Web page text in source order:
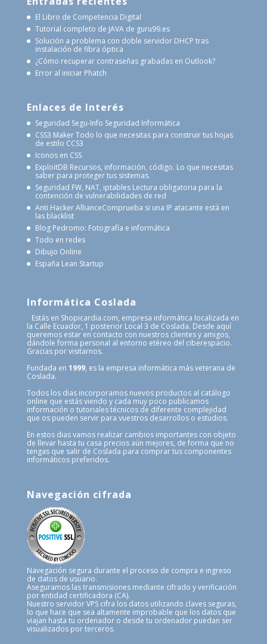
El Libro de Competencia Digital
Tutorial completo de JAVA de guru99.es
Solución a problema con doble servidor DHCP tras
instalación de fibra óptica
¿Cómo recuperar contraseñas grabadas en Outlook?
Error al iniciar Phatch
Enlaces de Interés
Seguridad Segu-Info Seguridad Informática
CSS3 MakerTodo lo que necesitas para construir tus hojas
de estilo CCS3
Iconos en CSS
ExploitDB Recursos, información, código. Lo que necesitas
saber para proteger tus sistemas.
Seguridad FW, NAT, iptablesLectura obligatoria para la
contención de vulnerabilidades de red
Anti Hacker AllianceComprueba si una IP atacante está en
las blacklist
Blog Pedromo: Fotografía e informática
Todo en redes
Dibujo Online
España Lean Startup
Informática Coslada
Estás en Shopicardia.com, empresa informática localizada en
la Calle Ecuador, 1 posterior Local 3 de Coslada. Desde aquí
queremos estar en contacto con nuestros clientes y amigos,
dándole forma personal al entorno etéreo del ciberespacio.
Gracias por visitarnos.
Fundada en 1999, es la empresa informática más veterana de
Coslada.
Todos los dias incorporamos nuevos productos al catálogo
online que estás viendo y cada muy poco publicamos
información o tutoriales técnicos de diferente complejidad
que os pueden servir para vuestros desarrollos o estudios.
En estos dias vamos realizar cambios importantes con objeto
de llevar hasta tu casa precios aún mejores, de forma que no
tengas que salir de Coslada para comprar tus componentes
informáticos preferidos.
Navegación cifrada
Navegación segura durante el proceso de compra e ingreso
de datos de usuario.
Aseguramos las transmisiones mediante cifrado y verificación
por entidad certificadora (CA).
Nuestro servidor VPS cifra los datos utilizando claves seguras,
lo que hace que sea altamente improbable que los datos que
viajan hasta tu ordenador o desde tu ordenador puedan ser
visualizados por terceros.